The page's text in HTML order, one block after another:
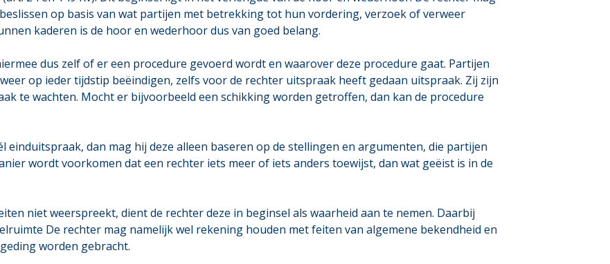
op basis van wat partijen met betrekking tot hun vordering, verzoek of verweer
kaderen is de hoor en wederhoor dus van goed belang.
dus zelf of er een procedure gevoerd wordt en waarover deze procedure gaat. Partijen
op ieder tijdstip beëindigen, zelfs voor de rechter uitspraak heeft gedaan uitspraak. Zij zijn
te wachten. Mocht er bijvoorbeeld een schikking worden getroffen, dan kan de procedure
einduitspraak, dan mag hij deze alleen baseren op de stellingen en argumenten, die partijen
wordt voorkomen dat een rechter iets meer of iets anders toewijst, dan wat geëist is in de
niet weerspreekt, dient de rechter deze in beginsel als waarheid aan te nemen. Daarbij
De rechter mag namelijk wel rekening houden met feiten van algemene bekendheid en
worden gebracht.